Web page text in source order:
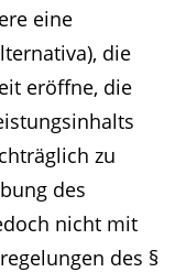
eine
die
eröffne, die
zu
des
nicht mit
des §